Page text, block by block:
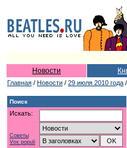
Новости
Главная / Новости / 29 июля 2010 года
Поиск
Искать:
Советы
Vox populi